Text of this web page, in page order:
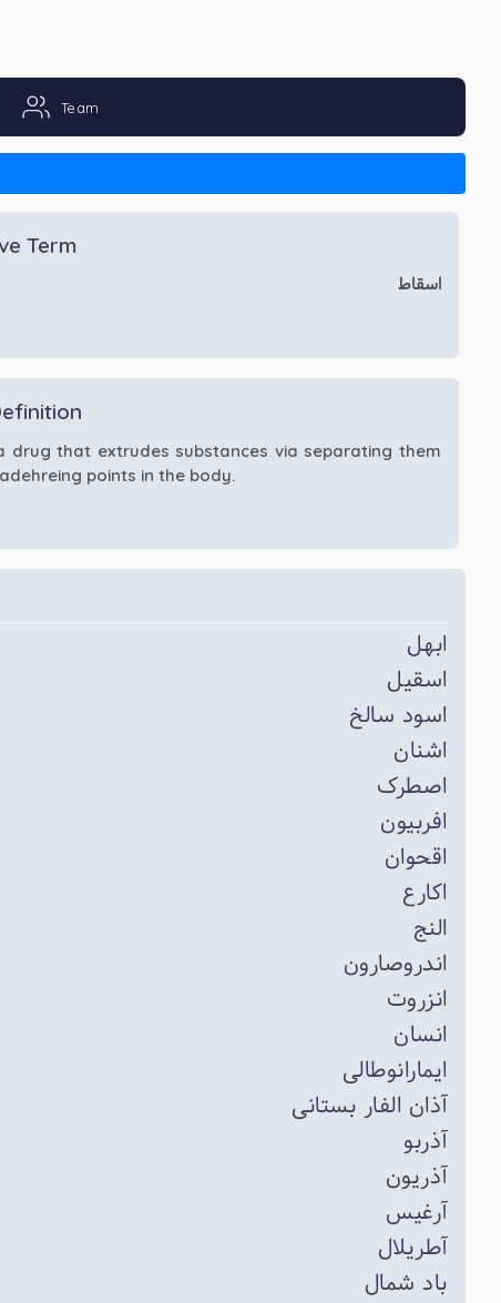
Team
Term
اسقاط
drug that extrudes substances via separating them
points in the body.
ابهل
اسقیل
اسود سالخ
اشنان
اصطرک
افربیون
اقحوان
اکارع
النج
اندروصارون
انزروت
انسان
ایمارانوطالی
آذان الفار بستانی
آذربو
آذریون
آرغیس
آطریلال
باد شمال